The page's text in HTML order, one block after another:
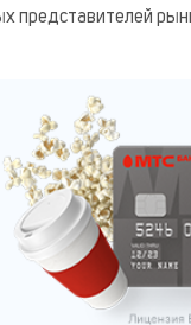
представителей